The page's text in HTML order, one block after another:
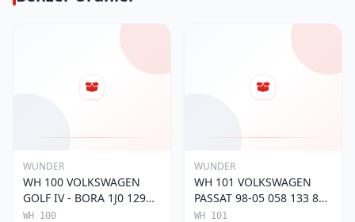
WUNDER
WH 100 VOLKSWAGEN
GOLF IV - BORA 1J0 129
620 Hava Filtresi
WH 100
WUNDER
WH 101 VOLKSWAGEN
PASSAT 98-05 058 133 843
Hava Filtresi
WH 101